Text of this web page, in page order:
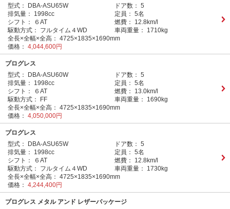
型式：
DBA-ASU65W ドア数： 5
排気量：
1998cc 定員： 5名
シフト：
６AT 燃費：
12.8km/l
駆動方式：
フルタイム４WD 車両重量：
1710kg
全長×全幅×全高： 4725×1835×1690mm
価格： 4,044,600円
プログレス
型式：
DBA-ASU60W ドア数： 5
排気量：
1998cc 定員： 5名
シフト：
６AT 燃費：
13.0km/l
駆動方式：
FF 車両重量：
1690kg
全長×全幅×全高： 4725×1835×1690mm
価格： 4,050,000円
プログレス
型式：
DBA-ASU65W ドア数： 5
排気量：
1998cc 定員： 5名
シフト：
６AT 燃費：
12.8km/l
駆動方式：
フルタイム４WD 車両重量：
1730kg
全長×全幅×全高： 4725×1835×1690mm
価格： 4,244,400円
プログレス メタル アンド レザーパッケージ